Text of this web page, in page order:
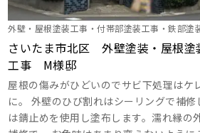
外壁・屋根塗装工事・付帯部塗装工事・鉄部塗
さいたま市北区 外壁塗装・屋根塗
工事 M様邸
屋根の傷みがひどいのでサビ下処理はケ
に。 外壁のひび割れはシーリングで補
は錆止めを使用し塗布します。濡れ縁の